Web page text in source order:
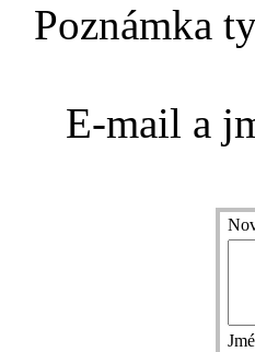
Poznámka
E-mail a